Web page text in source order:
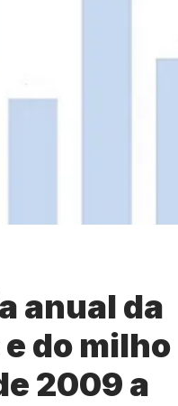
anual da
do milho
2009 a